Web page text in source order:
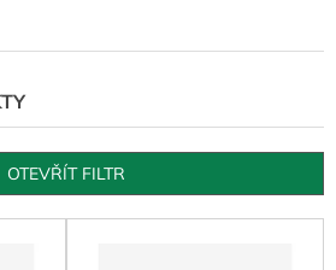
OTEVŘÍT FILTR